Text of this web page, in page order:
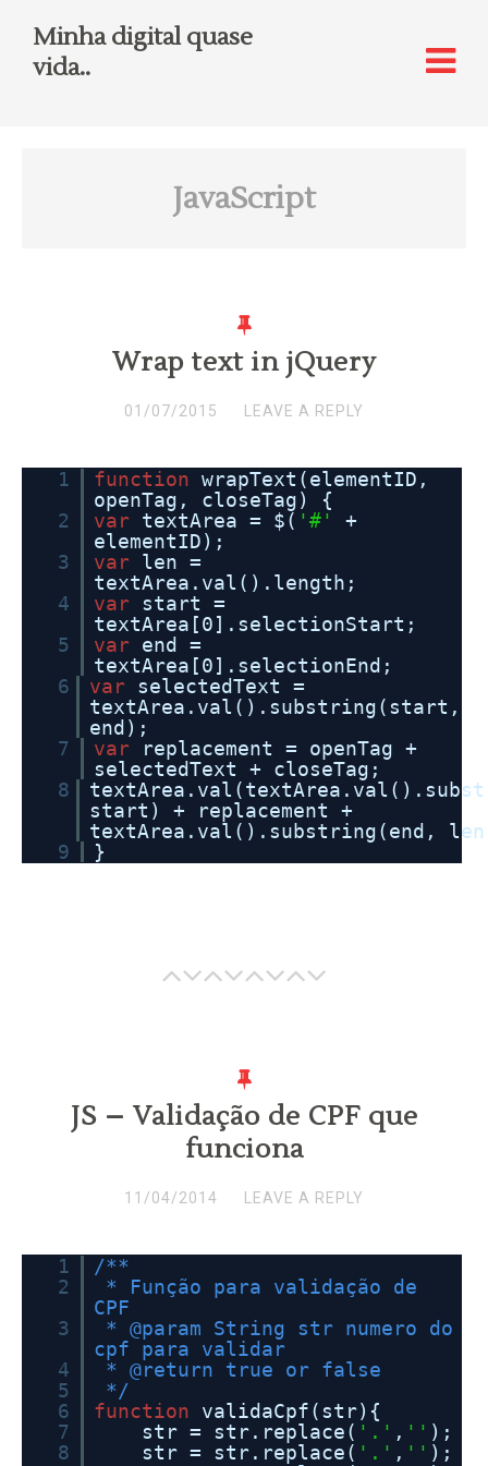
Minha digital quase
vida..
JavaScript
Wrap text in jQuery
01/07/2015 LEAVE A REPLY
1 function wrapText(elementID,
openTag, closeTag) {
2
var textArea = $( '#'
+
elementID);
3
var len =
textArea.val().length;
4
var start =
textArea[0].selectionStart;
5
var end =
textArea[0].selectionEnd;
6
var selectedText =
textArea.val().substring(start,
end);
7
var
replacement = openTag +
selectedText + closeTag;
8
start) + replacement +
textArea.val().substring(end,
9
}
JS – Validação de CPF que
funciona
11/04/2014 LEAVE A REPLY
1
/**
2
* Função para validação de
CPF
3
* @param String str numero do
cpf para validar
4
* @return true or false
5
*/
6
function
validaCpf(str){
7
str = str.replace( '.' , '' );
8
str = str.replace( '.' , '' );